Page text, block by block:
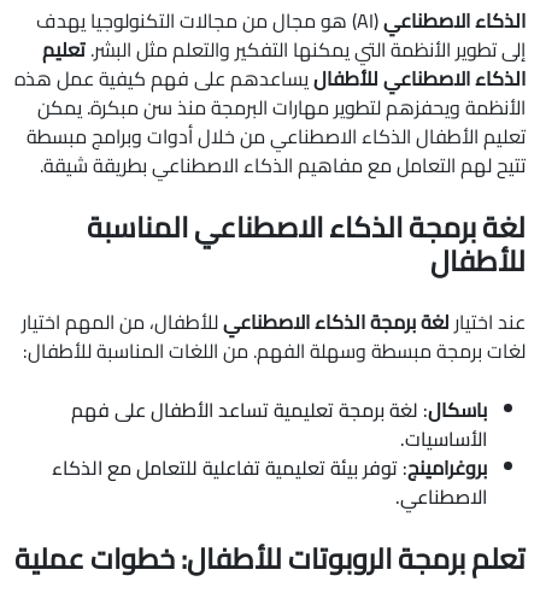
الذكاء الاصطناعي
(AI) هو مجال من مجالات التكنولوجيا يهدف
إلى تطوير الأنظمة التي يمكنها التفكير والتعلم مثل البشر.تعليم
الذكاء الاصطناعي للأطفاليساعدهم على فهم كيفية عمل هذه
الأنظمة ويحفزهم لتطوير مهارات البرمجة منذ سن مبكرة. يمكن
تعليم الأطفال الذكاء الاصطناعي من خلال أدوات وبرامج مبسطة
تتيح لهم التعامل مع مفاهيم الذكاء الاصطناعي بطريقة شيقة.
لغة برمجة الذكاء الاصطناعي المناسبة
للأطفال
عند اختيار لغة برمجة الذكاء الاصطناعيللأطفال، من المهم اختيار
لغات برمجة مبسطة وسهلة الفهم. من اللغات المناسبة للأطفال:
باسكال: لغة برمجة تعليمية تساعد الأطفال على فهم
الأساسيات.
بروغرامينج: توفر بيئة تعليمية تفاعلية للتعامل مع الذكاء
الاصطناعي.
تعلم برمجة الروبوتات للأطفال: خطوات عملية